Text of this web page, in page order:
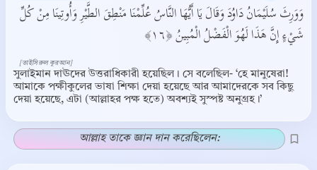
وَوَرِثَ سُلَيْمَانُ دَاوُدَ وَقَالَ يَا أَيُّهَا النَّاسُ عُلِّمْنَا مَنْطِقَ الطَّيْرِ وَأُوتِينَا مِنْ كُلِّ
شَيْءٍ إِنَّ هَذَا لَهُوَ الْفَضْلُ الْمُبِينُ ﴿١٦﴾
সুলাইমান দাঊদের উত্তরাধিকারী হয়েছিল। সে বলেছিল- ‘হে মানুষেরা!
আমাকে পক্ষীকুলের ভাষা শিক্ষা দেয়া হয়েছে আর আমাদেরকে সব কিছু
দেয়া হয়েছে, এটা (আল্লাহর পক্ষ হতে) অবশ্যই সুস্পষ্ট অনুগ্রহ।’
[তাইসিরুল কুরআন]
আল্লাহ তাকে জ্ঞান দান করেছিলেন: